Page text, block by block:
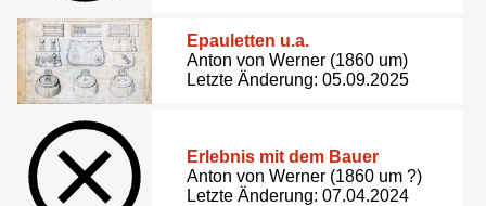
Epauletten u.a.
Anton von Werner (1860 um)
Letzte Änderung: 05.09.2025
Erlebnis mit dem Bauer
Anton von Werner (1860 um ?)
Letzte Änderung: 07.04.2024